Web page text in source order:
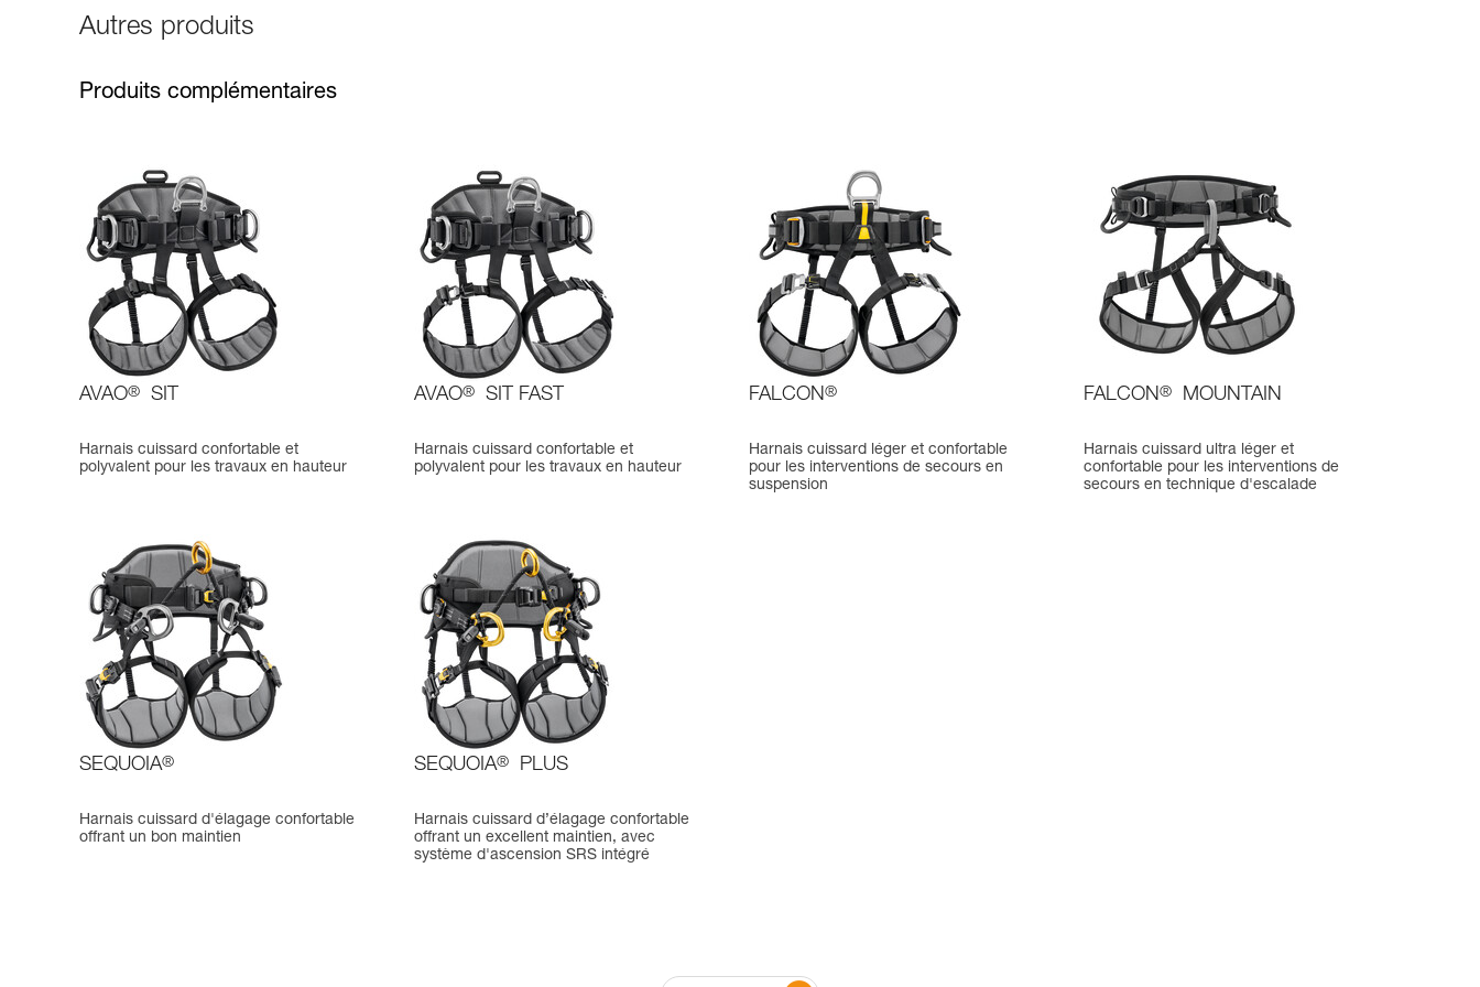
Autres produits
Produits complémentaires
AVAO® SIT
Harnais cuissard confortable et
polyvalent pour les travaux en hauteur
AVAO® SIT FAST
Harnais cuissard confortable et
polyvalent pour les travaux en hauteur
FALCON®
Harnais cuissard léger et confortable
pour les interventions de secours en
suspension
FALCON® MOUNTAIN
Harnais cuissard ultra léger et
confortable pour les interventions de
secours en technique d'escalade
SEQUOIA®
Harnais cuissard d'élagage confortable
offrant un bon maintien
SEQUOIA® PLUS
Harnais cuissard d’élagage confortable
offrant un excellent maintien, avec
système d'ascension SRS intégré